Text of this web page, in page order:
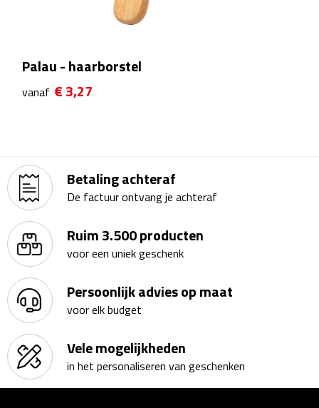
Bluetooth speakers
Waterbestendige speakers
Laptopaccessoires
Laptopstandaards
Muizen
Overige laptopaccessoires
Telefoonaccessoires
Telefoonstandaards
Telefoonhoezen
Palau - haarborstel
vanaf € 3,27
Betaling achteraf
De factuur ontvang je achteraf
Ruim 3.500 producten
voor een uniek geschenk
Persoonlijk advies op maat
voor elk budget
Vele mogelijkheden
in het personaliseren van geschenken